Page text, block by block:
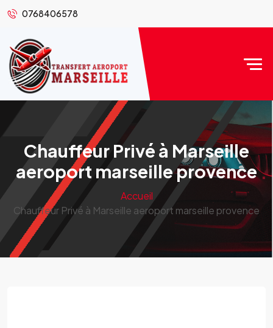
0768406578
Chauffeur Privé à Marseille
aeroport marseille provence
Accueil
Chauffeur Privé à Marseille aeroport marseille provence